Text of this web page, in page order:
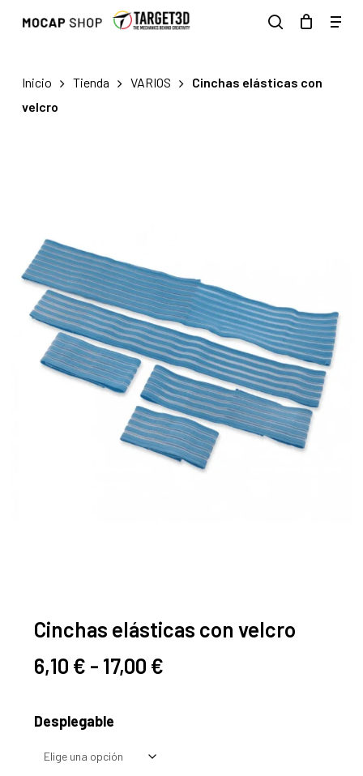
Menu
Inicio Tienda VARIOS
Cinchas elásticas con
velcro
Cinchas elásticas con velcro
6,10 € - 17,00 €Rango
Desplegable